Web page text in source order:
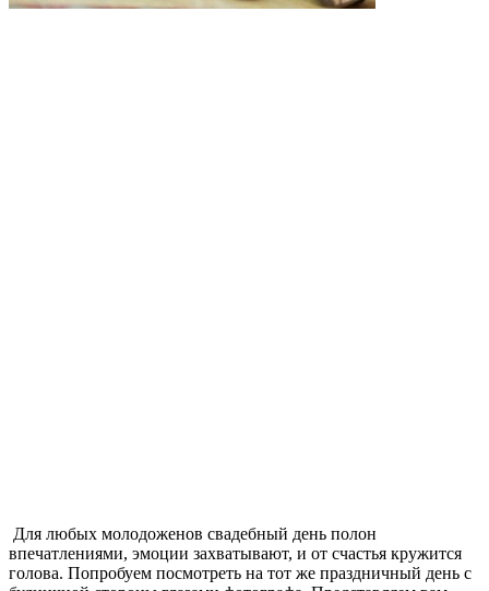
Для любых молодоженов свадебный день полон
впечатлениями, эмоции захватывают, и от счастья кружится
голова. Попробуем посмотреть на тот же праздничный день с